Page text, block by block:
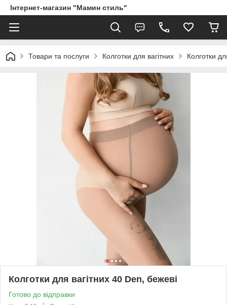
Інтернет-магазин "Мамин стиль"
Товари та послуги Колготки для вагітних Колготки
Колготки для вагітних 40 Den, бежеві
Готово до відправки